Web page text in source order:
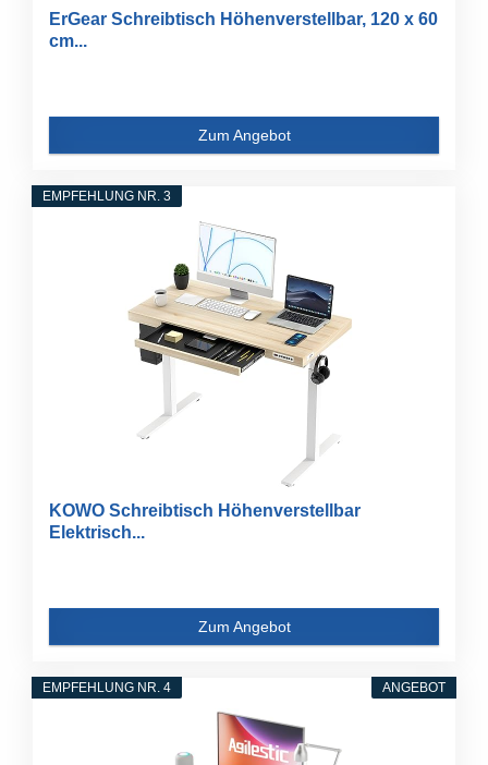
ErGear Schreibtisch Höhenverstellbar, 120 x 60
cm...
Zum Angebot
EMPFEHLUNG NR. 3
KOWO Schreibtisch Höhenverstellbar
Elektrisch...
Zum Angebot
ANGEBOT
EMPFEHLUNG NR. 4